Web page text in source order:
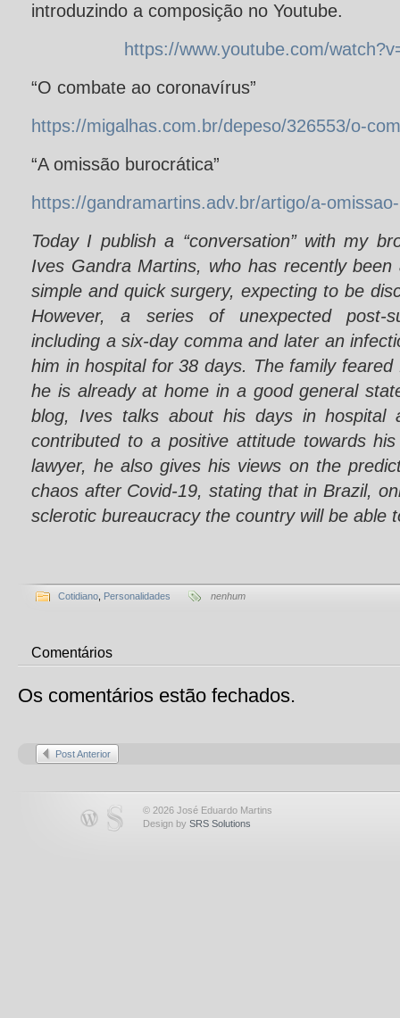
introduzindo a composição no Youtube.
https://www.youtube.com/
“O combate ao coronavírus”
https://migalhas.com.br/depeso/326553/o-
“A omissão burocrática”
https://gandramartins.adv.br/artigo/a-
Today I publish a “conversation” with my
Ives Gandra Martins, who has recently
simple and quick surgery, expecting to be
However, a series of unexpected post-
including a six-day comma and later an
him in hospital for 38 days. The family
he is already at home in a good general
blog, Ives talks about his days in hospital
contributed to a positive attitude towards
lawyer, he also gives his views on the
chaos after Covid-19, stating that in Brazil,
sclerotic bureaucracy the country will be able
Cotidiano Personalidades nenhum
Comentários
Os comentários estão fechados.
Post Anterior
© 2026 José Eduardo Martins
Design by SRS Solutions